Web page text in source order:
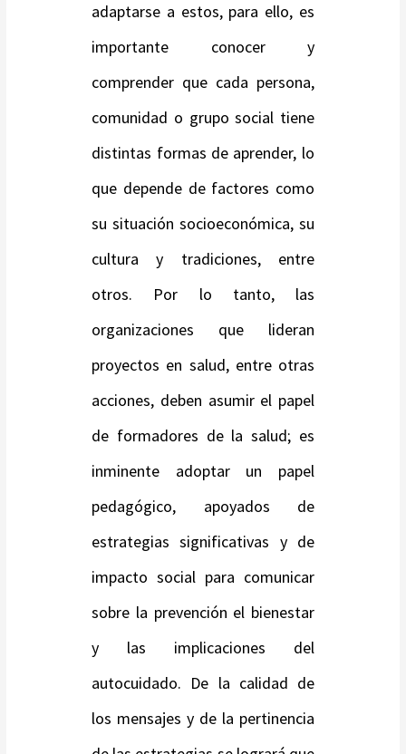
adaptarse a estos, para ello, es
importante conocer y
comprender que cada persona,
comunidad o grupo social tiene
distintas formas de aprender, lo
que depende de factores como
su situación socioeconómica, su
cultura y tradiciones, entre
otros. Por lo tanto, las
organizaciones que lideran
proyectos en salud, entre otras
acciones, deben asumir el papel
de formadores de la salud; es
inminente adoptar un papel
pedagógico, apoyados de
estrategias significativas y de
impacto social para comunicar
sobre la prevención el bienestar
y las implicaciones del
autocuidado. De la calidad de
los mensajes y de la pertinencia